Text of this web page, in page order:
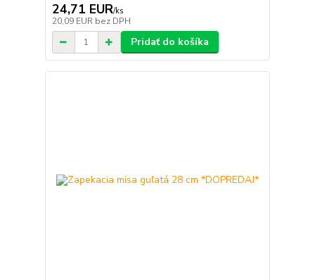
24,71 EUR/ks
20,09 EUR bez DPH
Pridať do košíka